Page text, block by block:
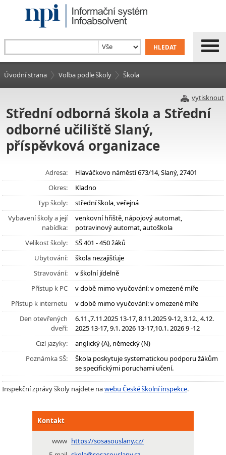
Úvodní strana Volba podle školy Škola
vytisknout
Střední odborná škola a Střední
odborné učiliště Slaný,
příspěvková organizace
Adresa:
Hlaváčkovo náměstí 673/14, Slaný, 27401
Okres:
Kladno
Typ školy:
střední škola, veřejná
Vybavení školy a její
nabídka:
venkovní hřiště, nápojový automat,
potravinový automat, autoškola
Velikost školy:
SŠ 401 - 450 žáků
Ubytování:
škola nezajišťuje
Stravování:
v školní jídelně
Přístup k PC
v době mimo vyučování: v omezené míře
Přístup k internetu
v době mimo vyučování: v omezené míře
Den otevřených
dveří:
6.11.,7.11.2025 13-17, 8.11.2025 9-12, 3.12., 4.12.
2025 13-17, 9.1. 2026 13-17,10.1. 2026 9 -12
Cizí jazyky:
anglický (A), německý (N)
Poznámka SŠ:
Škola poskytuje systematickou podporu žákům
se specifickými poruchami učení.
Inspekční zprávy školy najdete nawebu České školní inspekce.
Kontakt
www https://sosasouslany.cz/